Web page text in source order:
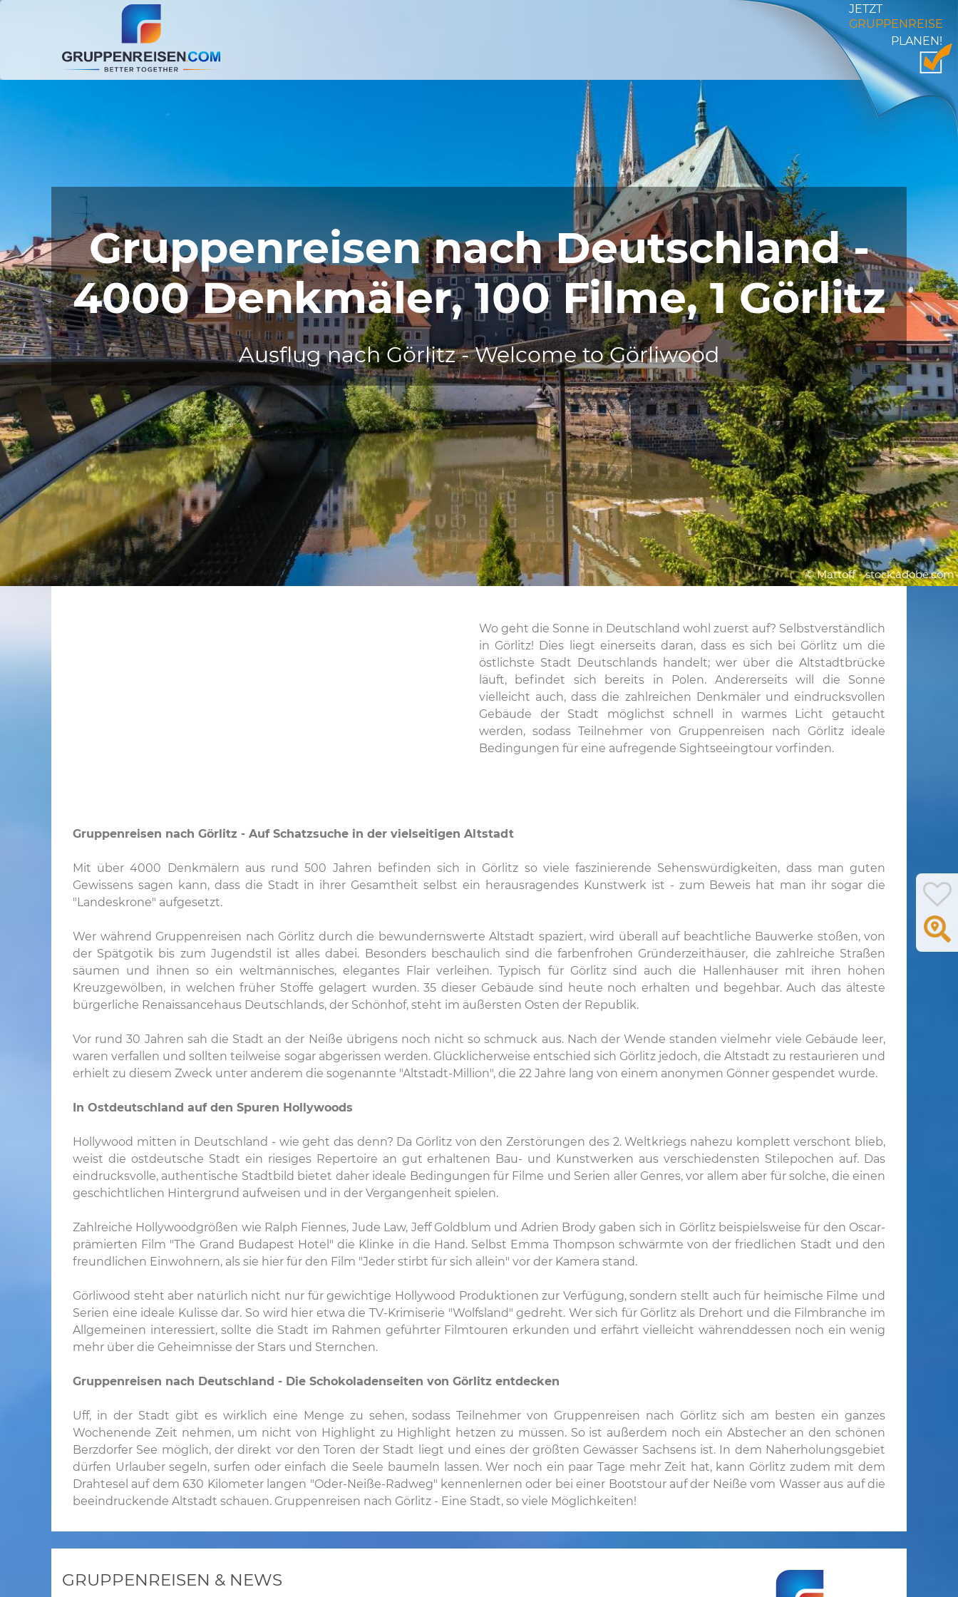
JETZT
GRUPPENREISE
PLANEN!
Gruppenreisen nach Deutschland -
4000 Denkmäler, 100 Filme, 1 Görlitz
Ausflug nach Görlitz - Welcome to Görliwood
© Mattoff - stock.adobe.com
Wo geht die Sonne in Deutschland wohl zuerst auf? Selbstverständlich
in Görlitz! Dies liegt einerseits daran, dass es sich bei Görlitz um die
östlichste Stadt Deutschlands handelt; wer über die Altstadtbrücke
läuft, befindet sich bereits in Polen. Andererseits will die Sonne
vielleicht auch, dass die zahlreichen Denkmäler und eindrucksvollen
Gebäude der Stadt möglichst schnell in warmes Licht getaucht
werden, sodass Teilnehmer von Gruppenreisen nach Görlitz ideale
Bedingungen für eine aufregende Sightseeingtour vorfinden.
Gruppenreisen nach Görlitz - Auf Schatzsuche in der vielseitigen Altstadt
Mit über 4000 Denkmälern aus rund 500 Jahren befinden sich in Görlitz so viele faszinierende Sehenswürdigkeiten, dass man guten
Gewissens sagen kann, dass die Stadt in ihrer Gesamtheit selbst ein herausragendes Kunstwerk ist - zum Beweis hat man ihr sogar die
"Landeskrone" aufgesetzt.
Wer während Gruppenreisen nach Görlitz durch die bewundernswerte Altstadt spaziert, wird überall auf beachtliche Bauwerke stoßen, von
der Spätgotik bis zum Jugendstil ist alles dabei. Besonders beschaulich sind die farbenfrohen Gründerzeithäuser, die zahlreiche Straßen
säumen und ihnen so ein weltmännisches, elegantes Flair verleihen. Typisch für Görlitz sind auch die Hallenhäuser mit ihren hohen
Kreuzgewölben, in welchen früher Stoffe gelagert wurden. 35 dieser Gebäude sind heute noch erhalten und begehbar. Auch das älteste
bürgerliche Renaissancehaus Deutschlands, der Schönhof, steht im äußersten Osten der Republik.
Vor rund 30 Jahren sah die Stadt an der Neiße übrigens noch nicht so schmuck aus. Nach der Wende standen vielmehr viele Gebäude leer,
waren verfallen und sollten teilweise sogar abgerissen werden. Glücklicherweise entschied sich Görlitz jedoch, die Altstadt zu restaurieren und
erhielt zu diesem Zweck unter anderem die sogenannte "Altstadt-Million", die 22 Jahre lang von einem anonymen Gönner gespendet wurde.
In Ostdeutschland auf den Spuren Hollywoods
Hollywood mitten in Deutschland - wie geht das denn? Da Görlitz von den Zerstörungen des 2. Weltkriegs nahezu komplett verschont blieb,
weist die ostdeutsche Stadt ein riesiges Repertoire an gut erhaltenen Bau- und Kunstwerken aus verschiedensten Stilepochen auf. Das
eindrucksvolle, authentische Stadtbild bietet daher ideale Bedingungen für Filme und Serien aller Genres, vor allem aber für solche, die einen
geschichtlichen Hintergrund aufweisen und in der Vergangenheit spielen.
Zahlreiche Hollywoodgrößen wie Ralph Fiennes, Jude Law, Jeff Goldblum und Adrien Brody gaben sich in Görlitz beispielsweise für den Oscar-
prämierten Film "The Grand Budapest Hotel" die Klinke in die Hand. Selbst Emma Thompson schwärmte von der friedlichen Stadt und den
freundlichen Einwohnern, als sie hier für den Film "Jeder stirbt für sich allein" vor der Kamera stand.
Görliwood steht aber natürlich nicht nur für gewichtige Hollywood Produktionen zur Verfügung, sondern stellt auch für heimische Filme und
Serien eine ideale Kulisse dar. So wird hier etwa die TV-Krimiserie "Wolfsland" gedreht. Wer sich für Görlitz als Drehort und die Filmbranche im
Allgemeinen interessiert, sollte die Stadt im Rahmen geführter Filmtouren erkunden und erfährt vielleicht währenddessen noch ein wenig
mehr über die Geheimnisse der Stars und Sternchen.
Gruppenreisen nach Deutschland - Die Schokoladenseiten von Görlitz entdecken
Uff, in der Stadt gibt es wirklich eine Menge zu sehen, sodass Teilnehmer von Gruppenreisen nach Görlitz sich am besten ein ganzes
Wochenende Zeit nehmen, um nicht von Highlight zu Highlight hetzen zu müssen. So ist außerdem noch ein Abstecher an den schönen
Berzdorfer See möglich, der direkt vor den Toren der Stadt liegt und eines der größten Gewässer Sachsens ist. In dem Naherholungsgebiet
dürfen Urlauber segeln, surfen oder einfach die Seele baumeln lassen. Wer noch ein paar Tage mehr Zeit hat, kann Görlitz zudem mit dem
Drahtesel auf dem 630 Kilometer langen "Oder-Neiße-Radweg" kennenlernen oder bei einer Bootstour auf der Neiße vom Wasser aus auf die
beeindruckende Altstadt schauen. Gruppenreisen nach Görlitz - Eine Stadt, so viele Möglichkeiten!
GRUPPENREISEN & NEWS